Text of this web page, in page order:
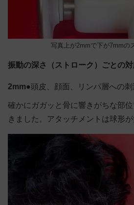
写真上が2mmで下が7mmの
振動の深さ（ストローク）ごとの
2mm●頭皮、顔面、リンパ層への刺
確かにガガッと骨に響きがちな部
きました。アタッチメントは球形が